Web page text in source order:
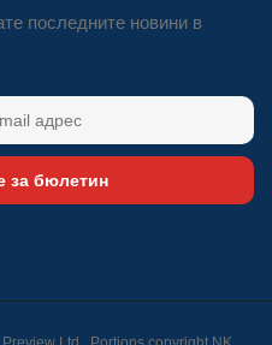
последните новини в
за бюлетин